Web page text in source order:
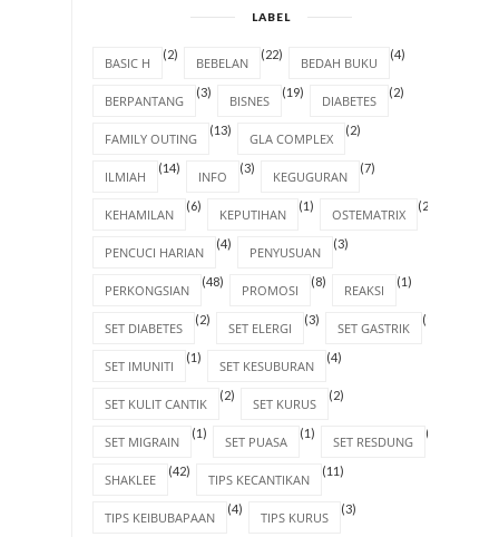
LABEL
BASIC H
(2)
BEBELAN
(22)
BEDAH BUKU
(4)
BERPANTANG
(3)
BISNES
(19)
DIABETES
(2)
FAMILY OUTING
(13)
GLA COMPLEX
(2)
ILMIAH
(14)
INFO
(3)
KEGUGURAN
(7)
KEHAMILAN
(6)
KEPUTIHAN
(1)
OSTEMATRIX
(2)
PENCUCI HARIAN
(4)
PENYUSUAN
(3)
PERKONGSIAN
(48)
PROMOSI
(8)
REAKSI
(1)
SET DIABETES
(2)
SET ELERGI
(3)
SET GASTRIK
(1)
SET IMUNITI
(1)
SET KESUBURAN
(4)
SET KULIT CANTIK
(2)
SET KURUS
(2)
SET MIGRAIN
(1)
SET PUASA
(1)
SET RESDUNG
(1)
SHAKLEE
(42)
TIPS KECANTIKAN
(11)
TIPS KEIBUBAPAAN
(4)
TIPS KURUS
(3)